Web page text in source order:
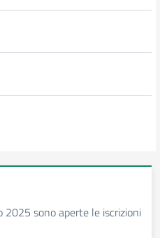
sono aperte le iscrizioni